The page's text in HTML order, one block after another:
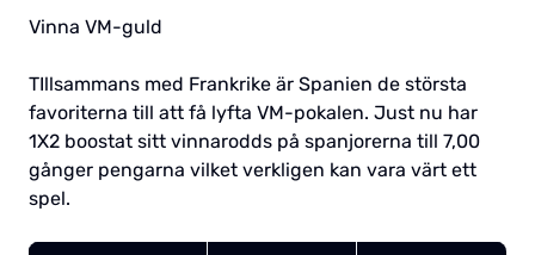
Vinna VM-guld
TIllsammans med Frankrike är Spanien de största
favoriterna till att få lyfta VM-pokalen. Just nu har
1X2 boostat sitt vinnarodds på spanjorerna till 7,00
gånger pengarna vilket verkligen kan vara värt ett
spel.